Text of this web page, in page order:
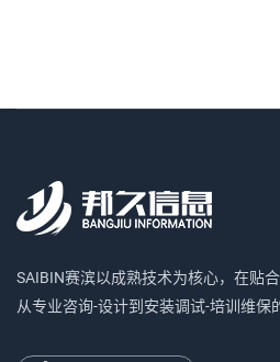
SAIBIN赛滨以成熟技术为核心，在贴
从专业咨询-设计到安装调试-培训维保